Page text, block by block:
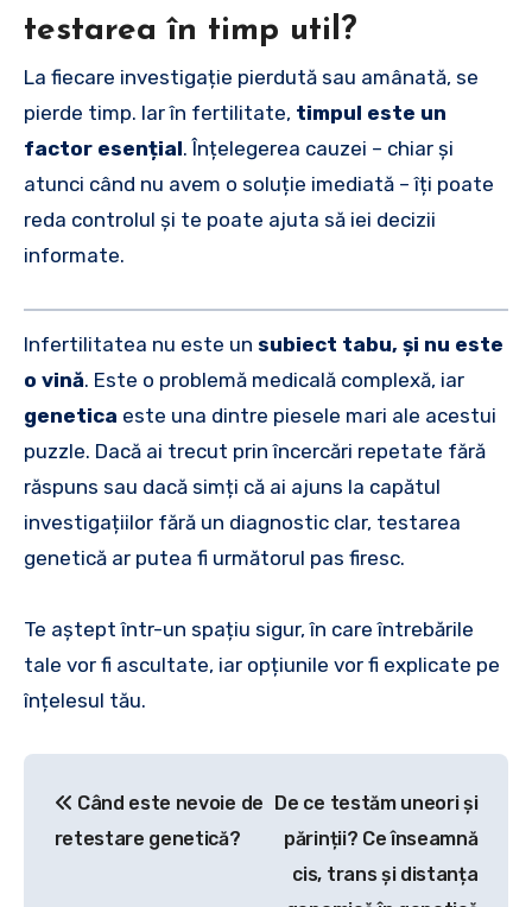
testarea în timp util?
La fiecare investigație pierdută sau amânată, se
pierde timp. Iar în fertilitate, timpul este un
factor esențial. Înțelegerea cauzei – chiar și
atunci când nu avem o soluție imediată – îți poate
reda controlul și te poate ajuta să iei decizii
informate.
Infertilitatea nu este un subiect tabu, și nu este
o vină. Este o problemă medicală complexă, iar
genetica este una dintre piesele mari ale acestui
puzzle. Dacă ai trecut prin încercări repetate fără
răspuns sau dacă simți că ai ajuns la capătul
investigațiilor fără un diagnostic clar, testarea
genetică ar putea fi următorul pas firesc.
Te aștept într-un spațiu sigur, în care întrebările
tale vor fi ascultate, iar opțiunile vor fi explicate pe
înțelesul tău.
navigation
Când este nevoie de
retestare genetică?
De ce testăm uneori și
părinții? Ce înseamnă
cis, trans și distanța